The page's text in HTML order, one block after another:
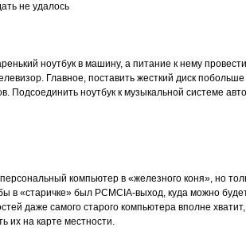
не удалось
ноутбук в машину, а питание к нему
Главное, поставить жесткий диск
Подсоединить ноутбук к музыкальной системе
компьютер в «железного коня», но
в «старичке» был PCMCIA-выход, куда можно
даже самого старого компьютера вполне
их на карте местности.